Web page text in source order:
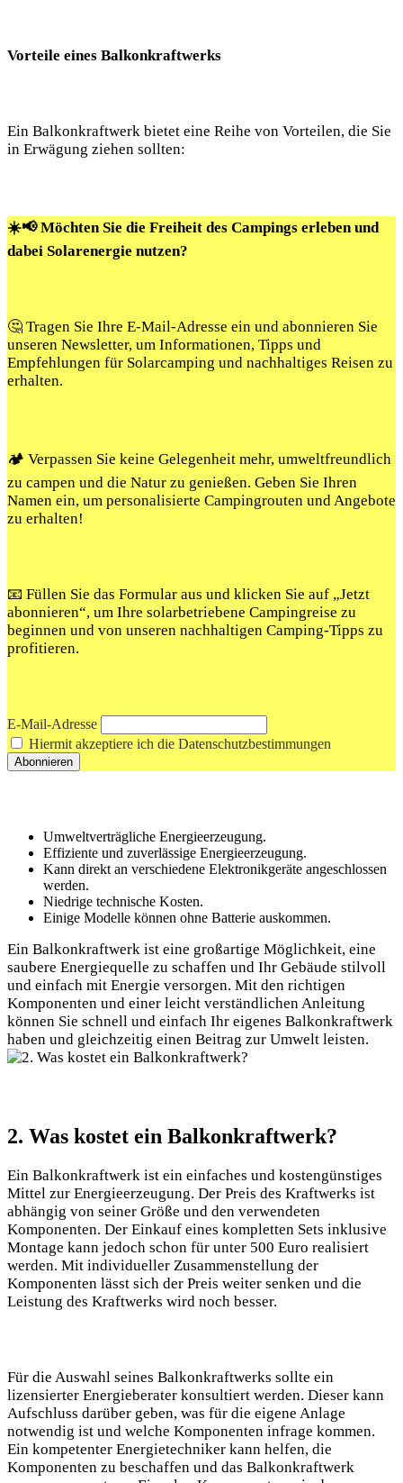
Vorteile eines Balkonkraftwerks
Ein Balkonkraftwerk ⁢bietet eine Reihe von Vorteilen, die ⁢Sie⁣
in Erwägung‍ ziehen sollten:
☀️📢 Möchten Sie die Freiheit des Campings erleben und
dabei Solarenergie nutzen?
🤔 Tragen Sie Ihre E-Mail-Adresse ein und abonnieren Sie
unseren Newsletter, um Informationen, Tipps und
Empfehlungen für Solarcamping und nachhaltiges Reisen zu
erhalten.
🏕️ Verpassen Sie keine Gelegenheit mehr, umweltfreundlich
zu campen und die Natur zu genießen. Geben Sie Ihren
Namen ein, um personalisierte Campingrouten und Angebote
zu erhalten!
📧 Füllen Sie das Formular aus und klicken Sie auf „Jetzt
abonnieren“, um Ihre solarbetriebene Campingreise zu
beginnen und von unseren nachhaltigen Camping-Tipps zu
profitieren.
E-Mail-Adresse
Hiermit akzeptiere ich die Datenschutzbestimmungen
Umweltverträgliche Energieerzeugung.
Effiziente⁤ und zuverlässige Energieerzeugung.
Kann direkt an‍ verschiedene ‌Elektronikgeräte angeschlossen
werden.
Niedrige ⁣technische‍ Kosten.
Einige ⁢Modelle können ohne ⁤Batterie auskommen. ⁢
Ein ⁢Balkonkraftwerk ist eine großartige Möglichkeit, eine⁢
saubere Energiequelle⁣ zu schaffen und Ihr Gebäude ‌stilvoll
und einfach mit Energie versorgen. Mit den richtigen​
Komponenten und einer leicht verständlichen Anleitung
können Sie schnell und einfach ‍Ihr eigenes Balkonkraftwerk⁢
haben und gleichzeitig einen Beitrag zur Umwelt leisten.
2. Was kostet ein Balkonkraftwerk?
Ein Balkonkraftwerk ist ein einfaches und kostengünstiges
Mittel zur Energieerzeugung. Der Preis⁢ des Kraftwerks ist
abhängig von seiner Größe und den verwendeten
⁤Komponenten. Der Einkauf‌ eines kompletten Sets inklusive
Montage‍ kann jedoch schon für unter 500 Euro realisiert​
werden. Mit individueller Zusammenstellung der
Komponenten ‍lässt​ sich⁣ der Preis weiter⁤ senken ​und die
Leistung des Kraftwerks wird ⁢noch ⁣besser.
Für die Auswahl seines​ Balkonkraftwerks sollte ⁤ein⁣
lizensierter⁤ Energieberater konsultiert‍ werden. Dieser kann
Aufschluss darüber⁤ geben, was für die⁢ eigene Anlage
notwendig ist ‍und welche Komponenten infrage kommen.
Ein kompetenter⁣ Energietechniker kann helfen, die
‌Komponenten zu beschaffen ⁤und das ​Balkonkraftwerk⁤